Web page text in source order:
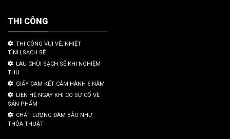
THI CÔNG
THI CÔNG VUI VẼ, NHIỆT
TÌNH,SẠCH SẼ
LAU CHÙI SẠCH SẼ KHI NGHIỆM
THU
GIẤY CAM KẾT CẢM HÀNH 6 NĂM
LIÊN HỆ NGAY KHI CÓ SỰ CỐ VỀ
SẢN PHẨM
CHẤT LƯỢNG ĐÀM BẢO NHƯ
THỎA THUẬT